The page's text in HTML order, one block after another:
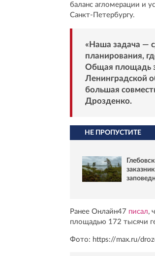
баланс агломерации и
Санкт-Петербургу.
«Наша задача —
планирования,
Общая площадь
Ленинградской
большая
Дрозденко.
НЕ ПРОПУСТИТЕ
Ранее Онлайн47 писал,
площадью 172 тысячи
Фото: https://max.ru/